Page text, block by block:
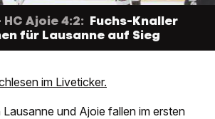
HC Ajoie 4:2: Fuchs-Knaller
für Lausanne auf Sieg
im Liveticker.
und Ajoie fallen im ersten